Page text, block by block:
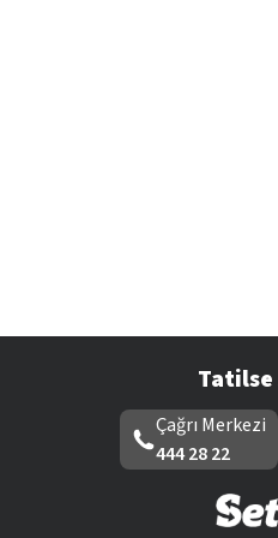
Çağrı Merkezi
444 28 22